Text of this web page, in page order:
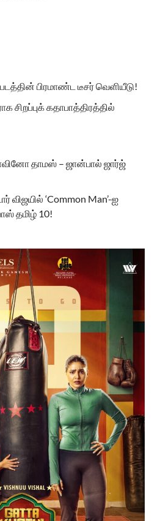
படத்தின் பிரமாண்ட டீசர் வெளியீடு!
சிறப்புக் கதாபாத்திரத்தில்
தாமஸ் – ஜான்பால் ஜார்ஜ்
விஜயில் ‘Common Man’-ஐ
தமிழ் 10!